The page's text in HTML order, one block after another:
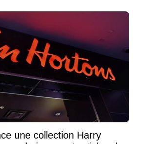
une collection Harry